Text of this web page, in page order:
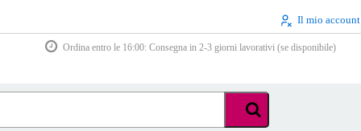
Il mio account
Ordina entro le 16:00: Consegna in 2-3 giorni lavorativi (se disponibile)